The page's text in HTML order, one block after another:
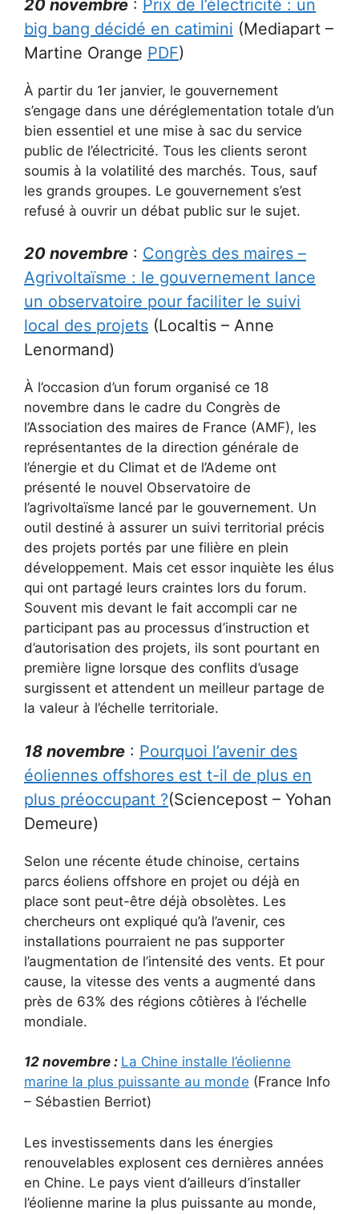
20 novembre : Prix de l’électricité : un
big bang décidé en catimini (Mediapart –
Martine Orange PDF)
À partir du 1er janvier, le gouvernement
s’engage dans une déréglementation totale d’un
bien essentiel et une mise à sac du service
public de l’électricité. Tous les clients seront
soumis à la volatilité des marchés. Tous, sauf
les grands groupes. Le gouvernement s’est
refusé à ouvrir un débat public sur le sujet.
20 novembre : Congrès des maires –
Agrivoltaïsme : le gouvernement lance
un observatoire pour faciliter le suivi
local des projets (Localtis – Anne
Lenormand)
À l’occasion d’un forum organisé ce 18
novembre dans le cadre du Congrès de
l’Association des maires de France (AMF), les
représentantes de la direction générale de
l’énergie et du Climat et de l’Ademe ont
présenté le nouvel Observatoire de
l’agrivoltaïsme lancé par le gouvernement. Un
outil destiné à assurer un suivi territorial précis
des projets portés par une filière en plein
développement. Mais cet essor inquiète les élus
qui ont partagé leurs craintes lors du forum.
Souvent mis devant le fait accompli car ne
participant pas au processus d’instruction et
d’autorisation des projets, ils sont pourtant en
première ligne lorsque des conflits d’usage
surgissent et attendent un meilleur partage de
la valeur à l’échelle territoriale.
18 novembre : Pourquoi l’avenir des
éoliennes offshores est t-il de plus en
plus préoccupant ?(Sciencepost – Yohan
Demeure)
Selon une récente étude chinoise, certains
parcs éoliens offshore en projet ou déjà en
place sont peut-être déjà obsolètes. Les
chercheurs ont expliqué qu’à l’avenir, ces
installations pourraient ne pas supporter
l’augmentation de l’intensité des vents. Et pour
cause, la vitesse des vents a augmenté dans
près de 63% des régions côtières à l’échelle
mondiale.
12 novembre : La Chine installe l’éolienne
marine la plus puissante au monde (France Info
– Sébastien Berriot)
Les investissements dans les énergies
renouvelables explosent ces dernières années
en Chine. Le pays vient d’ailleurs d’installer
l’éolienne marine la plus puissante au monde,